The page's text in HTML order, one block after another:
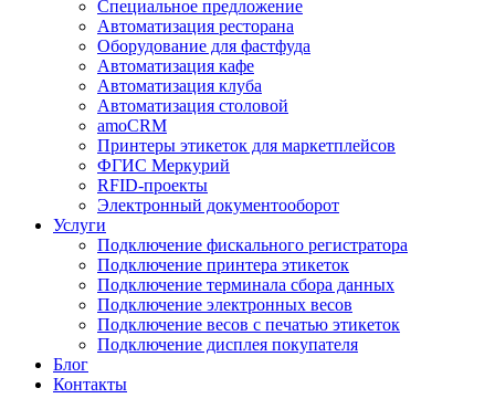
Специальное предложение
Автоматизация ресторана
Оборудование для фастфуда
Автоматизация кафе
Автоматизация клуба
Автоматизация столовой
amoCRM
Принтеры этикеток для маркетплейсов
ФГИС Меркурий
RFID-проекты
Электронный документооборот
Услуги
Подключение фискального регистратора
Подключение принтера этикеток
Подключение терминала сбора данных
Подключение электронных весов
Подключение весов с печатью этикеток
Подключение дисплея покупателя
Блог
Контакты